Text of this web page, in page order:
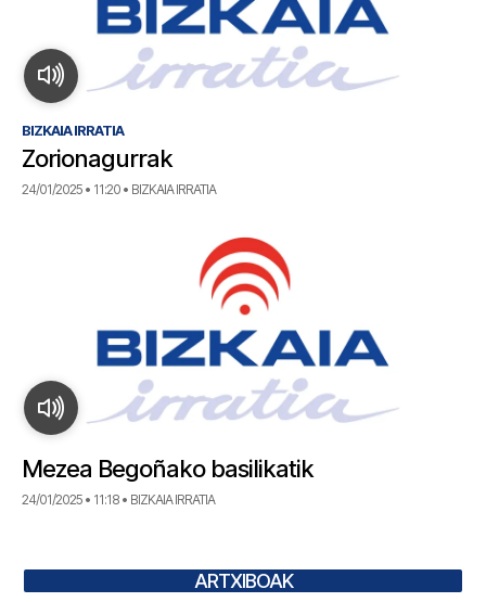
BIZKAIA IRRATIA
Zorionagurrak
24/01/2025 • 11:20 • BIZKAIA IRRATIA
Mezea Begoñako basilikatik
24/01/2025 • 11:18 • BIZKAIA IRRATIA
ARTXIBOAK